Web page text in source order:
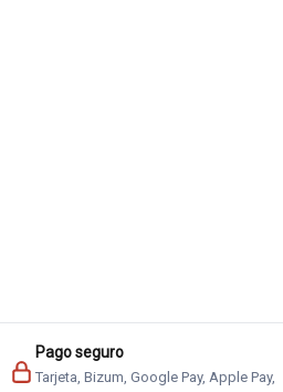
Pago seguro
Tarjeta, Bizum, Google Pay, Apple Pay,